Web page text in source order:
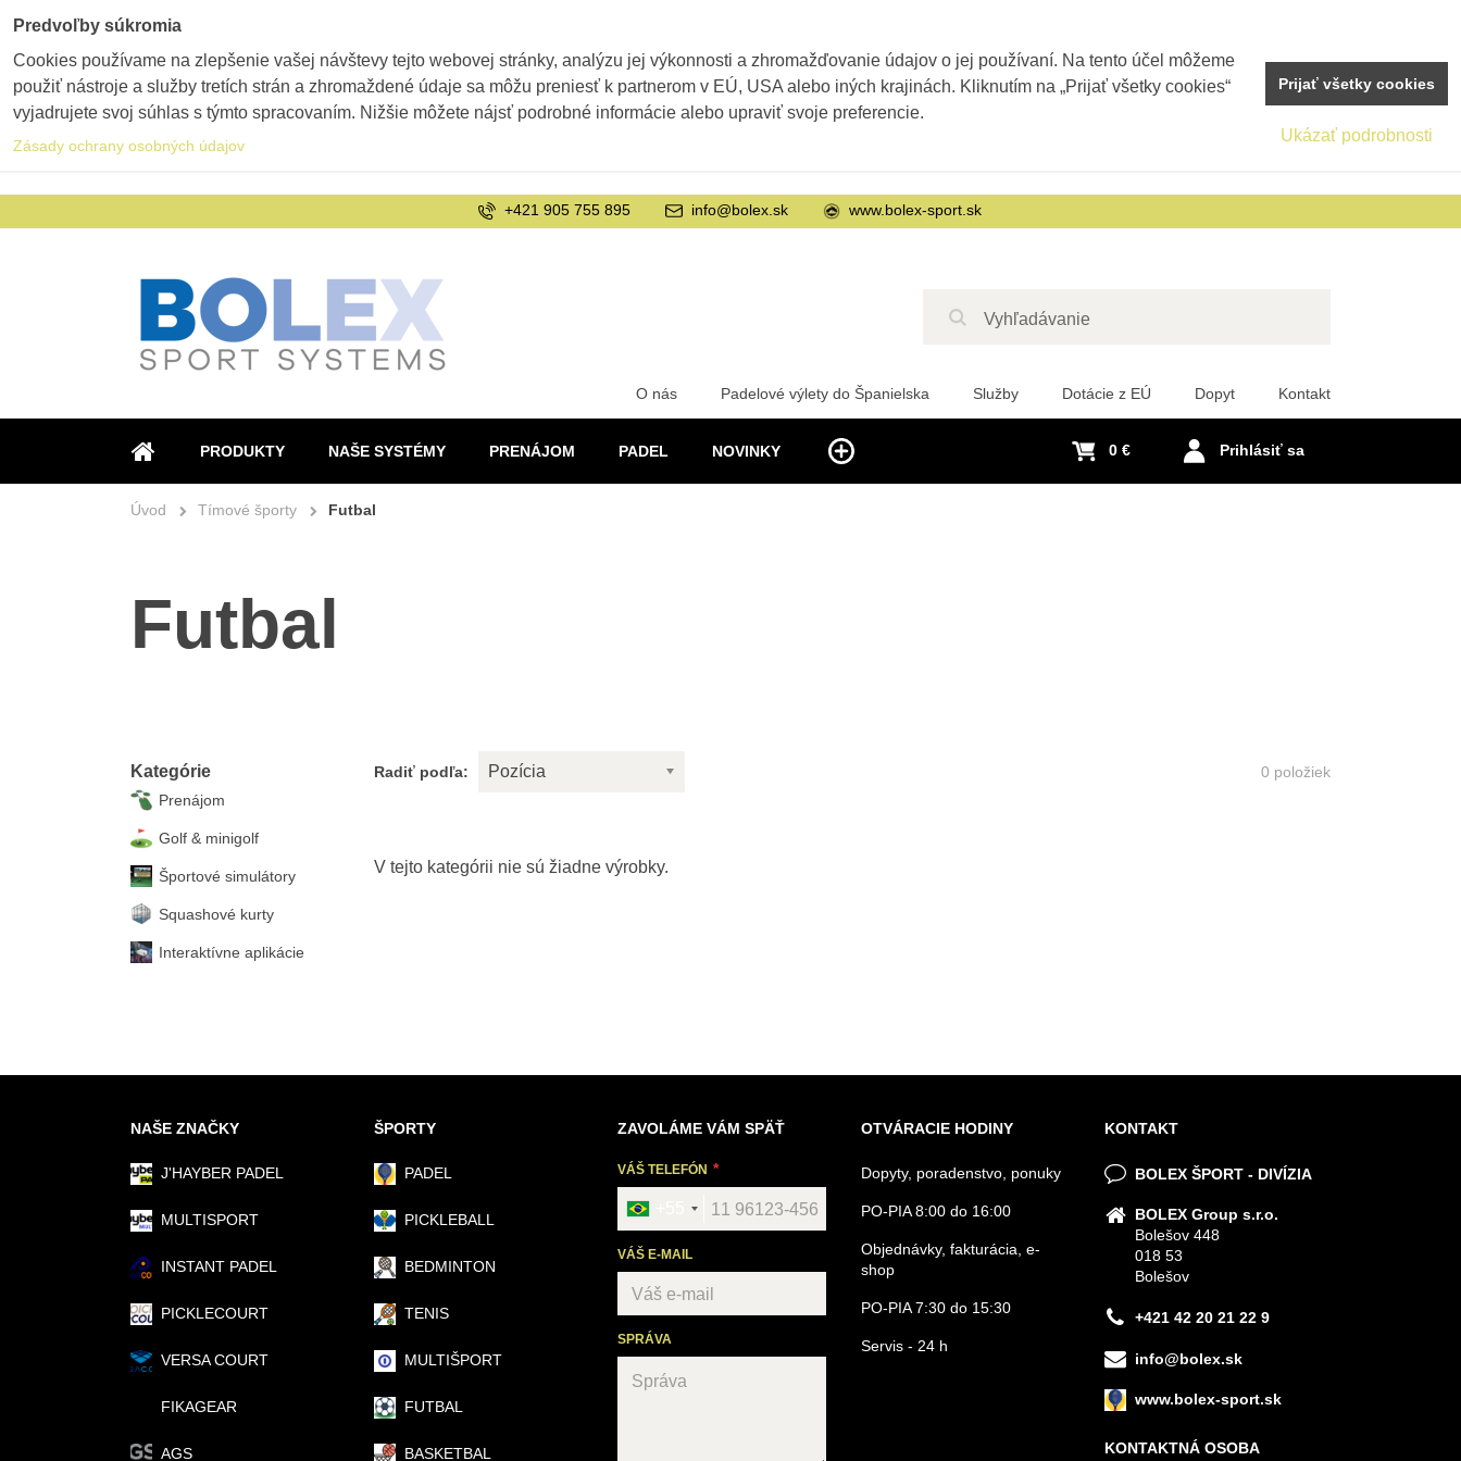
ÚVOD
PRODUKTY NAŠE SYSTÉMY PRENÁJOM PADEL NOVINKY
O nás Padelové výlety do Španielska Služby Dotácie z EÚ Dopyt Kontakt
Prihlásiť sa
0 €
+421 905 755 895 info@bolex.sk www.bolex-sport.sk
Úvod Tímové športy Futbal
Futbal
Radiť podľa: Pozícia 0 položiek
Kategórie
Prenájom
Golf & minigolf
Športové simulátory
Squashové kurty
Interaktívne aplikácie
NAŠE ZNAČKY
J'HAYBER PADEL
MULTISPORT
INSTANT PADEL
PICKLECOURT
VERSA COURT
FIKAGEAR
AGS
ŠPORTY
PADEL
PICKLEBALL
BEDMINTON
TENIS
MULTIŠPORT
FUTBAL
BASKETBAL
ZAVOLÁME VÁM SPÄŤ
VÁŠ TELEFÓN
VÁŠ E-MAIL
SPRÁVA
OTVÁRACIE HODINY
Dopyty, poradenstvo, ponuky
PO-PIA 8:00 do 16:00
Objednávky, fakturácia, e-
shop
PO-PIA 7:30 do 15:30
Servis - 24 h
KONTAKT
BOLEX ŠPORT - DIVÍZIA
BOLEX Group s.r.o.
Bolešov 448
018 53
Bolešov
+421 42 20 21 22 9
info@bolex.sk
www.bolex-sport.sk
KONTAKTNÁ OSOBA
Predvoľby súkromia
Cookies používame na zlepšenie vašej návštevy tejto webovej stránky, analýzu jej výkonnosti a zhromažďovanie údajov o jej používaní. Na tento účel môžeme
použiť nástroje a služby tretích strán a zhromaždené údaje sa môžu preniesť k partnerom v EÚ, USA alebo iných krajinách. Kliknutím na „Prijať všetky cookies“
vyjadrujete svoj súhlas s týmto spracovaním. Nižšie môžete nájsť podrobné informácie alebo upraviť svoje preferencie.
Zásady ochrany osobných údajov
Ukázať podrobnosti
Prijať všetky cookies